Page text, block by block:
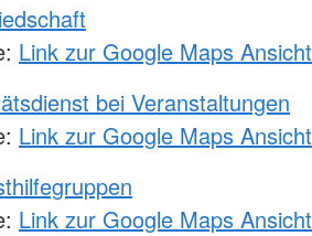
Link zur Google Maps Ansicht
bei Veranstaltungen
Link zur Google Maps Ansicht
Link zur Google Maps Ansicht